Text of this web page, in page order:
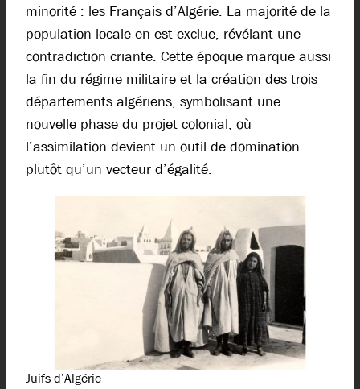
minorité : les Français d’Algérie. La majorité de la
population locale en est exclue, révélant une
contradiction criante. Cette époque marque aussi
la fin du régime militaire et la création des trois
départements algériens, symbolisant une
nouvelle phase du projet colonial, où
l’assimilation devient un outil de domination
plutôt qu’un vecteur d’égalité.
Juifs d’Algérie